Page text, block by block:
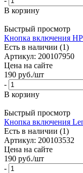
В корзину
Быстрый просмотр
Кнопка включения
Есть в наличии (1)
Артикул: 200107950
Цена на сайте
190 руб./шт
-
В корзину
Быстрый просмотр
Кнопка включения
Есть в наличии (1)
Артикул: 200103532
Цена на сайте
190 руб./шт
-